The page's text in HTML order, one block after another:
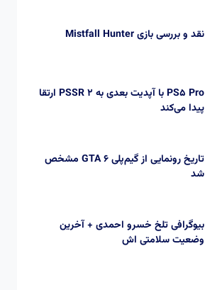
نقد و بررسی بازی Mistfall Hunter
PS5 Pro با آپدیت بعدی به PSSR 2 ارتقا
پیدا می‌کند
تاریخ رونمایی از گیم‌پلی GTA 6 مشخص
شد
بیوگرافی تلخ خسرو احمدی + آخرین
وضعیت سلامتی اش